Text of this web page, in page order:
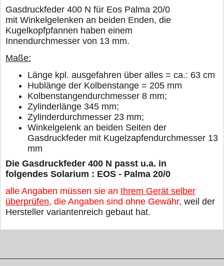
Gasdruckfeder 400 N für Eos Palma 20/0
mit Winkelgelenken an beiden Enden, die
Kugelkopfpfannen haben einem
Innendurchmesser von 13 mm.
Maße:
Länge kpl. ausgefahren über alles = ca.: 63 cm
Hublänge der Kolbenstange = 205 mm
Kolbenstangendurchmesser 8 mm;
Zylinderlänge 345 mm;
Zylinderdurchmesser 23 mm;
Winkelgelenk an beiden Seiten der
Gasdruckfeder mit Kugelzapfendurchmesser 13
mm
Die Gasdruckfeder 400 N passt u.a. in
folgendes Solarium : EOS - Palma 20/0
alle Angaben müssen sie an Ihrem Gerät selber
überprüfen, die Angaben sind ohne Gewähr, weil der
Hersteller variantenreich gebaut hat.